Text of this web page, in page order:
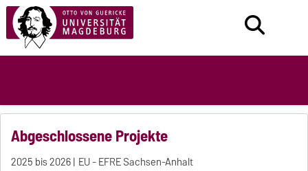
Abgeschlossene Projekte
2025 bis 2026 EU - EFRE Sachsen-Anhalt